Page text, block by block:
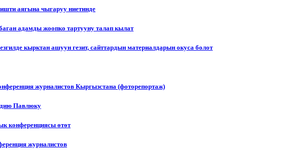
аягына чыгаруу ниетинде
адамды жоопко тартууну талап кылат
кырктан ашуун гезит, сайттардын материалдарын окуса болот
журналистов Кыргызстана (фоторепортаж)
Павлюку
конференциясы өтөт
журналистов